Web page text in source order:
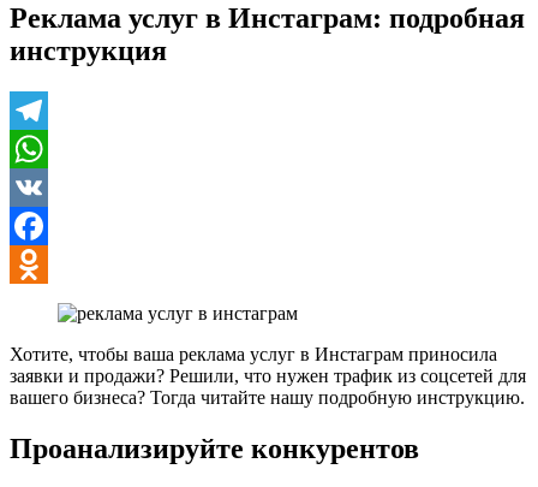
Реклама услуг в Инстаграм: подробная
инструкция
Telegram
WhatsApp
VK
Facebook
Odnoklassniki
Хотите, чтобы ваша реклама услуг в Инстаграм приносила
заявки и продажи? Решили, что нужен трафик из соцсетей для
вашего бизнеса? Тогда читайте нашу подробную инструкцию.
Проанализируйте конкурентов